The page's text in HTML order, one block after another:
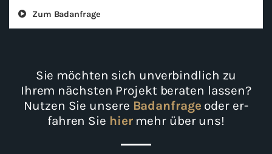
Zum Bad­an­fra­ge
Sie möch­ten sich un­ver­bind­lich zu
Ihrem nächs­ten Pro­jekt be­ra­ten las­sen?
Nut­zen Sie un­se­re Bad­an­fra­ge oder er­
fah­ren Sie hiermehr über uns!